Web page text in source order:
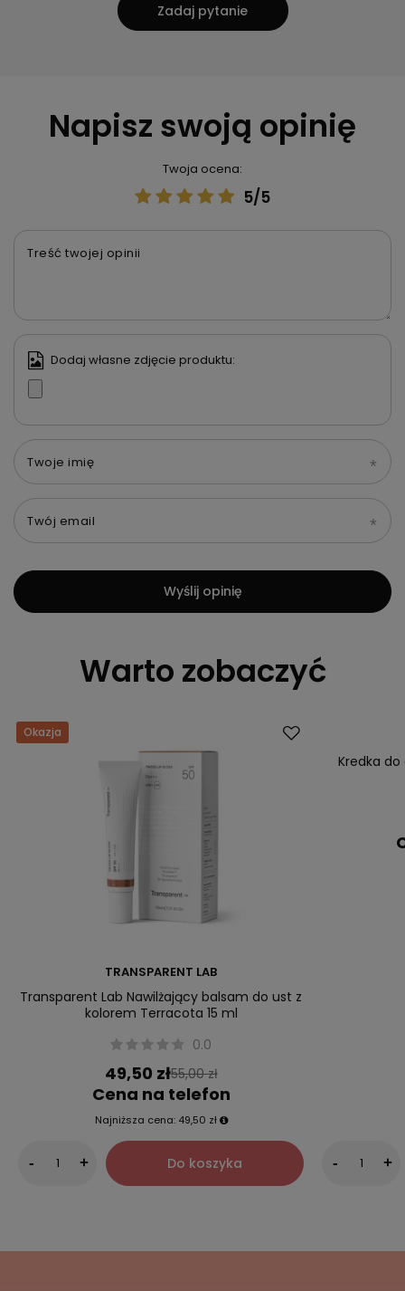
Zadaj pytanie
Napisz swoją opinię
Twoja ocena:
5/5
Treść twojej opinii
Dodaj własne zdjęcie produktu:
Twoje imię
Twój email
Wyślij opinię
Warto zobaczyć
Okazja
TRANSPARENT LAB
Transparent Lab Nawilżający balsam do ust z
kolorem Terracota 15 ml
0.0
49,50 zł55,00 zł
Cena na telefon
Najniższa cena: 49,50 zł
- + Do koszyka
Kredka
- +